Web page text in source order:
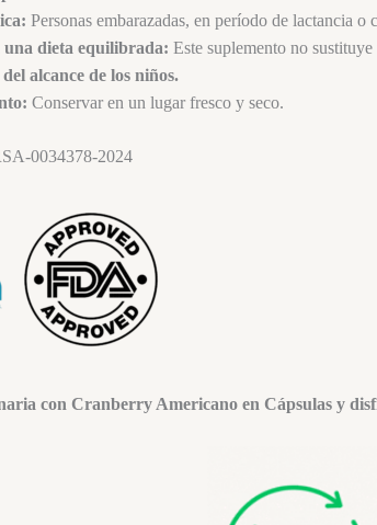
Personas embarazadas, en período de lactancia
una dieta equilibrada: Este suplemento no
alcance de los niños.
Conservar en un lugar fresco y seco.
0034378-2024
con Cranberry Americano en Cápsulas y